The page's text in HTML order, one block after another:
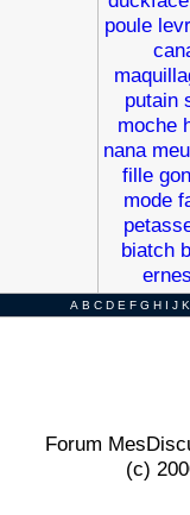
poule
putain
moche
nana
fille
mode
biatch
A B C D E F G H I J K
Forum
(c)